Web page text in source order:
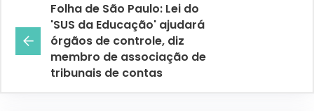
Folha de São Paulo: Lei do
'SUS da Educação' ajudará
órgãos de controle, diz
membro de associação de
tribunais de contas